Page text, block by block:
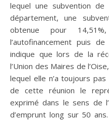
lequel une subvention
département, une
obtenue pour
l’autofinancement puis
indique que lors de la
l’Union des Maires de
lequel elle n’a toujours
de cette réunion le
exprimé dans le sens de
d’emprunt long sur 50